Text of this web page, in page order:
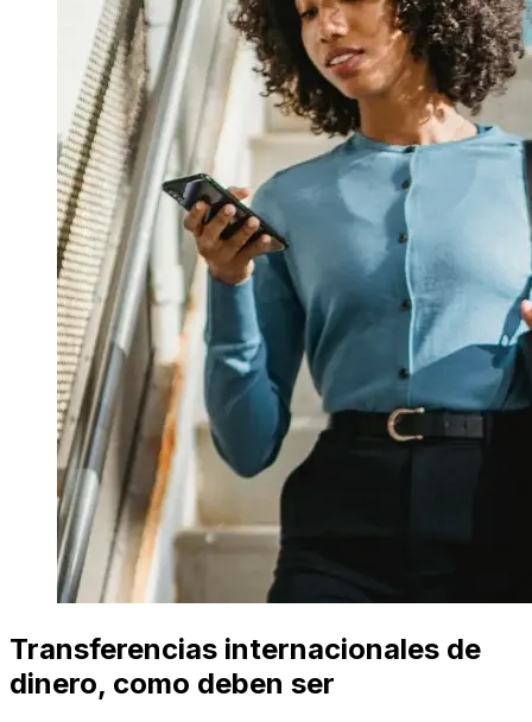
Transferencias internacionales de
dinero, como deben ser